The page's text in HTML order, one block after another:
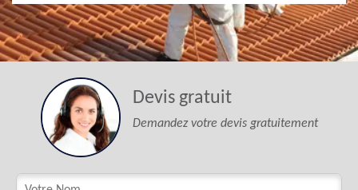
Devis gratuit
Demandez votre devis gratuitement